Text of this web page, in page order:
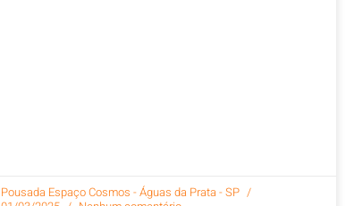
Pousada Espaço Cosmos - Águas da Prata - SP